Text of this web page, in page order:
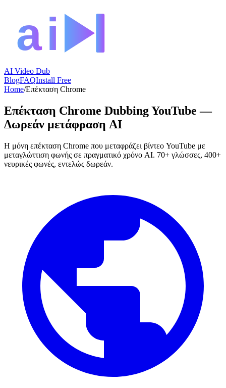
AI Video Dub
BlogFAQInstall Free
Home/Επέκταση Chrome
Επέκταση Chrome Dubbing YouTube —
Δωρεάν μετάφραση AI
Η μόνη επέκταση Chrome που μεταφράζει βίντεο YouTube με
μεταγλώττιση φωνής σε πραγματικό χρόνο AI. 70+ γλώσσες, 400+
νευρικές φωνές, εντελώς δωρεάν.